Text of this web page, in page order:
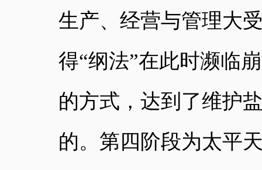
生产、经营与管理大
得“纲法”在此时濒临
的方式，达到了维护
的。第四阶段为太平